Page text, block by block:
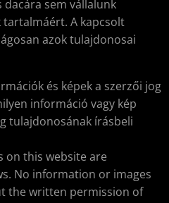
sem vállalunk
tartalmáért. A kapcsolt
azok tulajdonosai
és képek a szerzői jog
információ vagy kép
tulajdonosának írásbeli
on this website are
No information or images
the written permission of